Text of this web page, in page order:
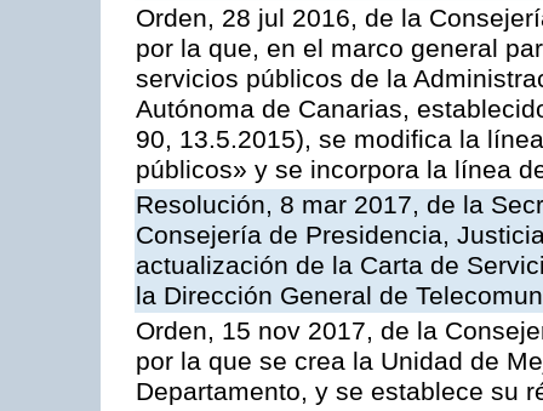
Orden, 28 jul 2016, de la
por la que, en el marco general
servicios públicos de la
Autónoma de Canarias,
90, 13.5.2015), se modifica la
públicos» y se incorpora la línea
Resolución, 8 mar 2017, de la
Consejería de Presidencia,
actualización de la Carta de
la Dirección General de
Orden, 15 nov 2017, de la
por la que se crea la Unidad de
Departamento, y se establece su